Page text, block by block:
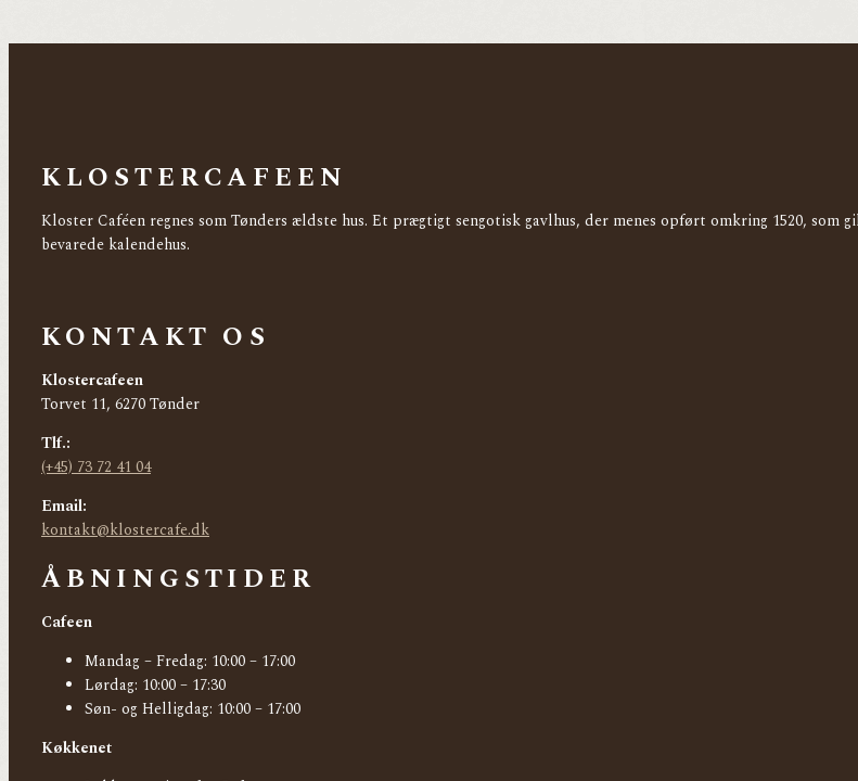
KLOSTERCAFEEN
Kloster Caféen regnes som Tønders ældste hus. Et prægtigt sengotisk gavlhus, der menes opført omkring 1520, som
bevarede kalendehus.
KONTAKT OS
Klostercafeen
Torvet 11, 6270 Tønder
Tlf.:
(+45) 73 72 41 04
Email:
kontakt@klostercafe.dk
ÅBNINGSTIDER
Cafeen
Mandag – Fredag: 10:00 – 17:00
Lørdag: 10:00 – 17:30
Søn- og Helligdag: 10:00 – 17:00
Køkkenet